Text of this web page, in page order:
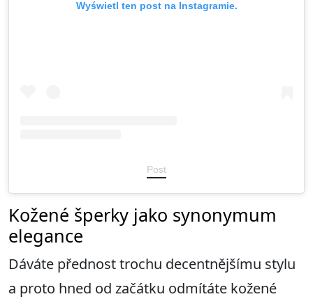
Wyświetl ten post na Instagramie.
Post
Kožené šperky jako synonymum
elegance
Dáváte přednost trochu decentnějšímu stylu
a proto hned od začátku odmítáte kožené